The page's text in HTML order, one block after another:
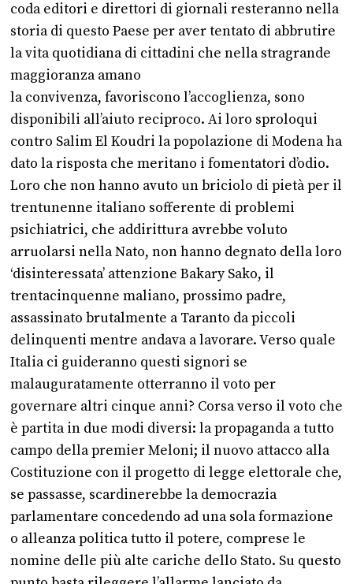
coda editori e direttori di giornali resteranno nella
storia di questo Paese per aver tentato di abbrutire
la vita quotidiana di cittadini che nella stragrande
maggioranza amano
la convivenza, favoriscono l’accoglienza, sono
disponibili all’aiuto reciproco. Ai loro sproloqui
contro Salim El Koudri la popolazione di Modena ha
dato la risposta che meritano i fomentatori d’odio.
Loro che non hanno avuto un briciolo di pietà per il
trentunenne italiano sofferente di problemi
psichiatrici, che addirittura avrebbe voluto
arruolarsi nella Nato, non hanno degnato della loro
‘disinteressata’ attenzione Bakary Sako, il
trentacinquenne maliano, prossimo padre,
assassinato brutalmente a Taranto da piccoli
delinquenti mentre andava a lavorare. Verso quale
Italia ci guideranno questi signori se
malauguratamente otterranno il voto per
governare altri cinque anni? Corsa verso il voto che
è partita in due modi diversi: la propaganda a tutto
campo della premier Meloni; il nuovo attacco alla
Costituzione con il progetto di legge elettorale che,
se passasse, scardinerebbe la democrazia
parlamentare concedendo ad una sola formazione
o alleanza politica tutto il potere, comprese le
nomine delle più alte cariche dello Stato. Su questo